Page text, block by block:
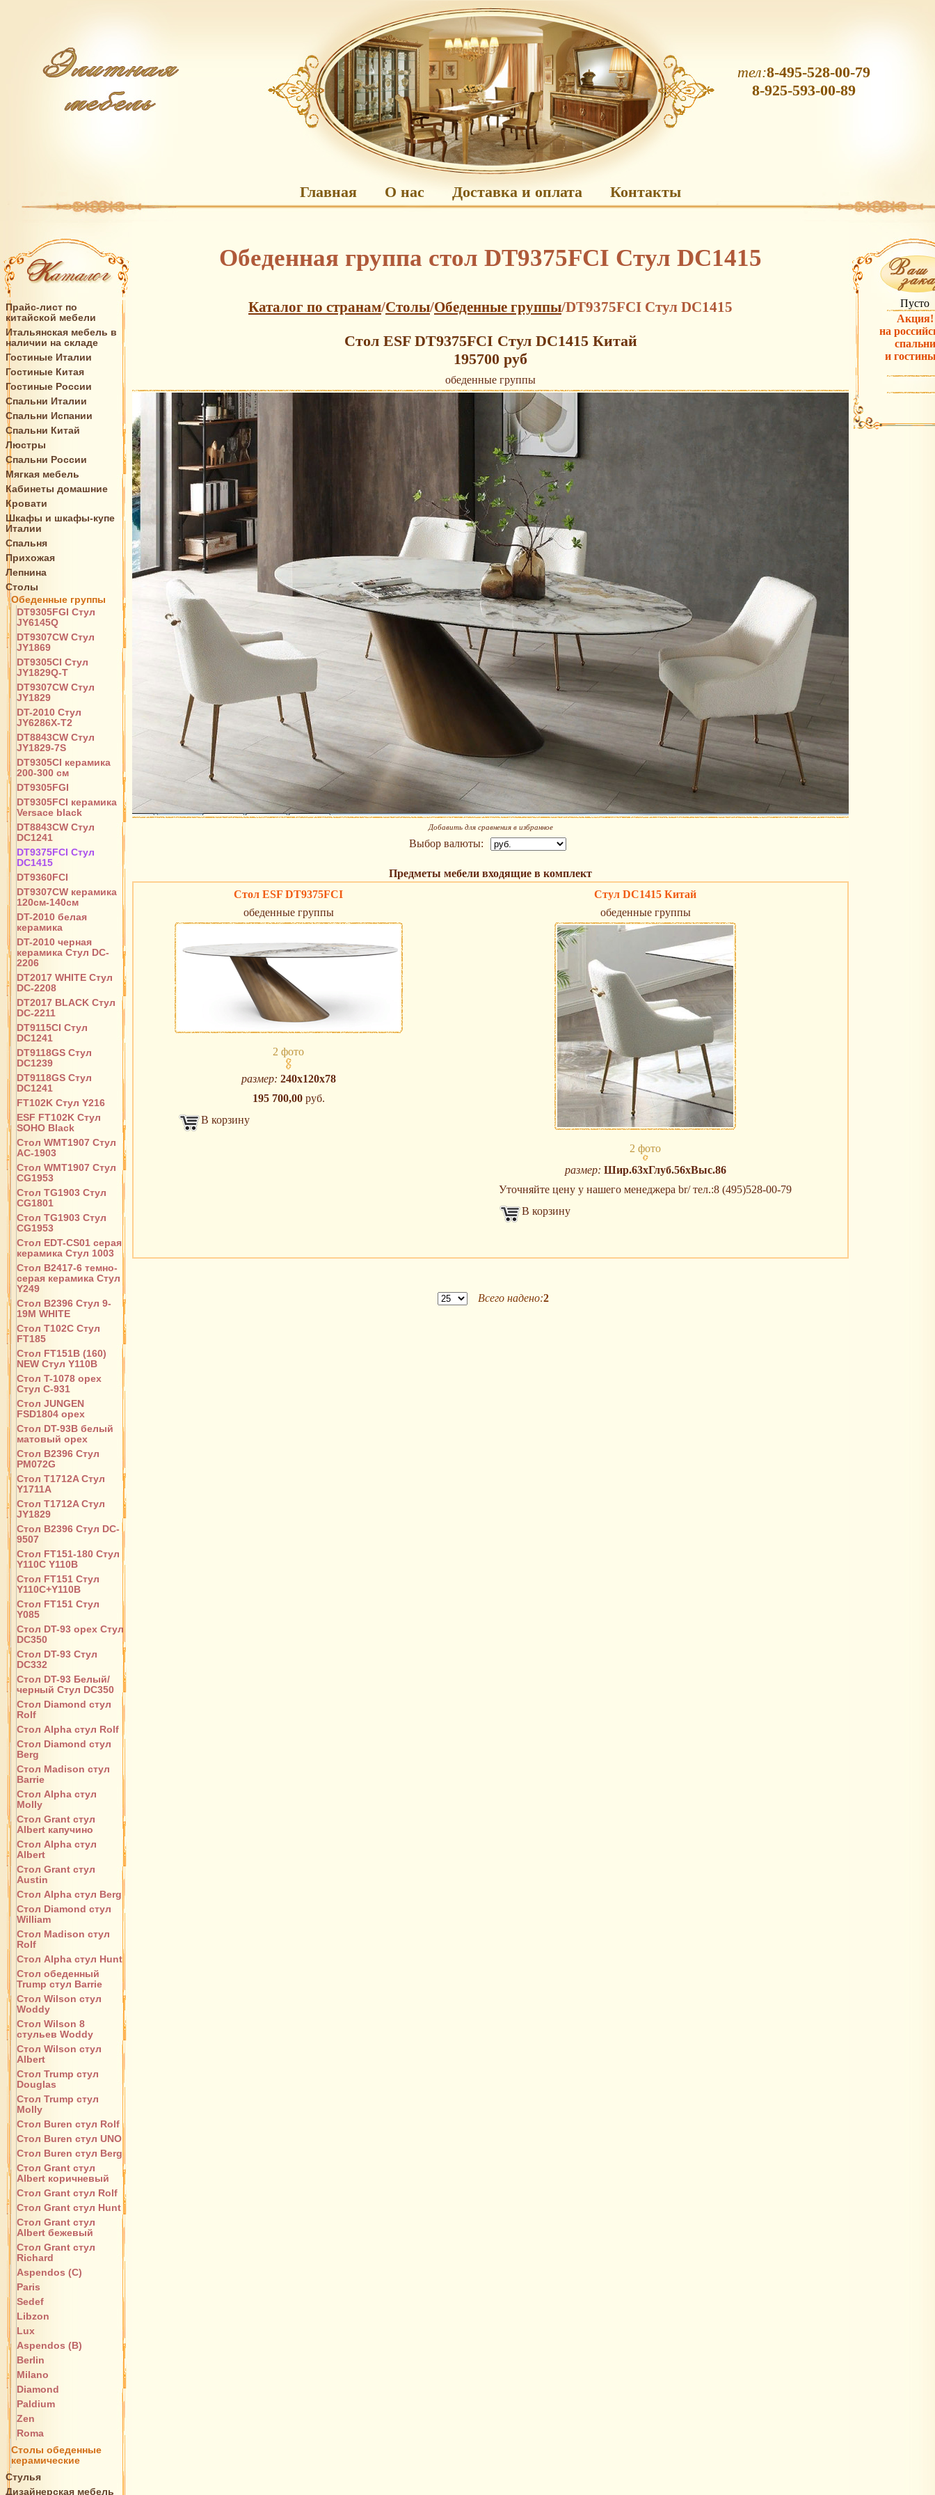
Главная О нас Доставка и оплата Контакты
тел:8-495-528-00-79
8-925-593-00-89
Прайс-лист по
китайской мебели
Итальянская мебель в
наличии на складе
Гостиные Италии
Гостиные Китая
Гостиные России
Спальни Италии
Спальни Испании
Спальни Китай
Люстры
Спальни России
Мягкая мебель
Кабинеты домашние
Кровати
Шкафы и шкафы-купе
Италии
Спальня
Прихожая
Лепнина
Столы
Обеденные группы
DT9305FGI Стул
JY6145Q
DT9307CW Стул
JY1869
DT9305CI Стул
JY1829Q-T
DT9307CW Стул
JY1829
DT-2010 Стул
JY6286X-T2
DT8843CW Стул
JY1829-7S
DT9305CI керамика
200-300 см
DT9305FGI
DT9305FCI керамика
Versace black
DT8843CW Стул
DC1241
DT9375FCI Стул
DC1415
DT9360FCI
DT9307CW керамика
120см-140см
DT-2010 белая
керамика
DT-2010 черная
керамика Стул DC-
2206
DT2017 WHITE Стул
DC-2208
DT2017 BLACK Стул
DC-2211
DT9115CI Стул
DC1241
DT9118GS Стул
DC1239
DT9118GS Стул
DC1241
FT102K Стул Y216
ESF FT102K Стул
SOHO Black
Стол WMT1907 Стул
AC-1903
Стол WMT1907 Стул
CG1953
Стол TG1903 Стул
CG1801
Стол TG1903 Стул
CG1953
Стол EDT-CS01 серая
керамика Стул 1003
Стол B2417-6 темно-
серая керамика Стул
Y249
Стол B2396 Стул 9-
19M WHITE
Стол T102C Стул
FT185
Стол FT151B (160)
NEW Стул Y110B
Стол T-1078 орех
Стул С-931
Стол JUNGEN
FSD1804 орех
Стол DT-93B белый
матовый орех
Стол B2396 Стул
PM072G
Стол T1712A Стул
Y1711A
Стол T1712A Стул
JY1829
Стол B2396 Стул DC-
9507
Стол FT151-180 Стул
Y110С Y110B
Стол FT151 Стул
Y110C+Y110B
Стол FT151 Стул
Y085
Стол DT-93 орех Стул
DC350
Стол DT-93 Стул
DC332
Стол DT-93 Белый/
черный Стул DC350
Стол Diamond стул
Rolf
Стол Alpha стул Rolf
Стол Diamond стул
Berg
Стол Madison стул
Barrie
Стол Alpha стул
Molly
Стол Grant стул
Albert капучино
Стол Alpha стул
Albert
Стол Grant стул
Austin
Стол Alpha стул Berg
Стол Diamond стул
William
Стол Madison стул
Rolf
Стол Alpha стул Hunt
Стол обеденный
Trump стул Barrie
Стол Wilson стул
Woddy
Стол Wilson 8
стульев Woddy
Стол Wilson стул
Albert
Стол Trump стул
Douglas
Стол Trump стул
Molly
Стол Buren стул Rolf
Стол Buren стул UNO
Стол Buren стул Berg
Стол Grant стул
Albert коричневый
Стол Grant стул Rolf
Стол Grant стул Hunt
Стол Grant стул
Albert бежевый
Стол Grant стул
Richard
Aspendos (C)
Paris
Sedef
Libzon
Lux
Aspendos (B)
Berlin
Milano
Diamond
Paldium
Zen
Roma
Столы обеденные
керамические
Стулья
Дизайнерская мебель
Обеденная группа стол DT9375FCI Стул DC1415
Каталог по странам/Столы/Обеденные группы/DT9375FCI Стул DC1415
Стол ESF DT9375FCI Стул DC1415 Китай
195700 руб
обеденные группы
Добавить для сравнения в избранное
Выбор валюты:
Предметы мебели входящие в комплект
Стол ESF DT9375FCI
обеденные группы
2 фото
размер: 240х120х78
195 700,00руб.
В корзину
Стул DC1415 Китай
обеденные группы
2 фото
размер: Шир.63хГлуб.56хВыс.86
Уточняйте цену у нашего менеджера br/ тел.:8 (495)528-00-79
В корзину
Всего надено:2
Пусто
Акция!
на
спальни
и